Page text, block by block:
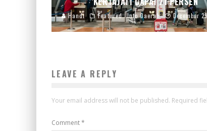
Handi Featured Info Daerah December
LEAVE A REPLY
Your email address will not be published. Required
Comment*